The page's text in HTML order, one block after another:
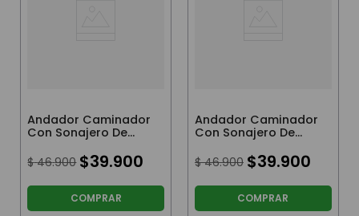
Andador Caminador
Con Sonajero De
$ 46.900 $39.900
COMPRAR
Andador Caminador
Con Sonajero De
$ 46.900 $39.900
COMPRAR